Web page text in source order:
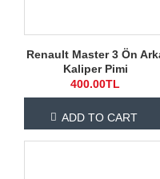
Renault Master 3 Ön
Kaliper Pimi
400.00TL
ADD TO CART